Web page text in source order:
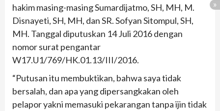
hakim masing-masing Sumardijatmo, SH, MH, M.
Disnayeti, SH, MH, dan SR. Sofyan Sitompul, SH,
MH. Tanggal diputuskan 14 Juli 2016 dengan
nomor surat pengantar
W17.U1/769/HK.01.13/III/2016.
“Putusan itu membuktikan, bahwa saya tidak
bersalah, dan apa yang dipersangkakan oleh
pelapor yakni memasuki pekarangan tanpa ijin tidak